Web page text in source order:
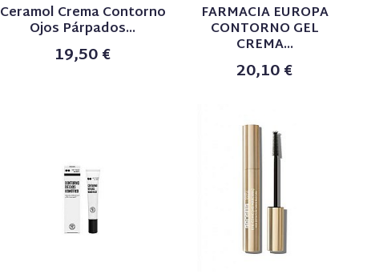
Ceramol Crema Contorno
Ojos Párpados...
19,50 €
FARMACIA EUROPA
CONTORNO GEL
CREMA...
20,10 €